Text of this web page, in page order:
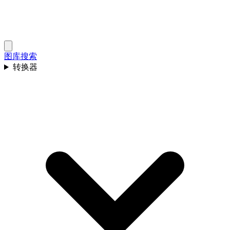
图库搜索
转换器